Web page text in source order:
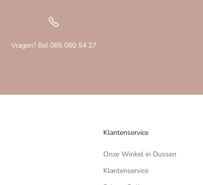
Vragen? Bel 085 060 54 27
Klantenservice
Onze Winkel in Dussen
Klantenservice